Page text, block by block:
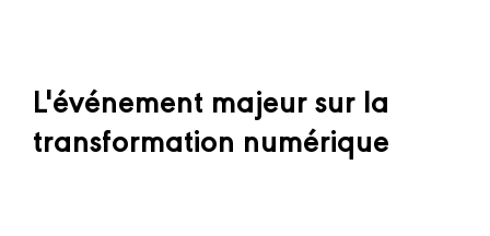
L'événement majeur sur la
transformation numérique